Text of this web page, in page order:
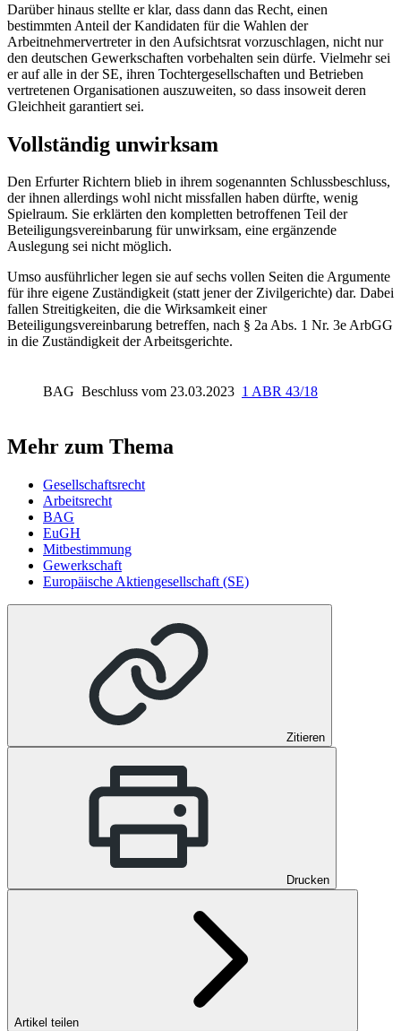
Darüber hinaus stellte er klar, dass dann das Recht, einen
bestimmten Anteil der Kandidaten für die Wahlen der
Arbeitnehmervertreter in den Aufsichtsrat vorzuschlagen, nicht nur
den deutschen Gewerkschaften vorbehalten sein dürfe. Vielmehr sei
er auf alle in der SE, ihren Tochtergesellschaften und Betrieben
vertretenen Organisationen auszuweiten, so dass insoweit deren
Gleichheit garantiert sei.
Vollständig unwirksam
Den Erfurter Richtern blieb in ihrem sogenannten Schlussbeschluss,
der ihnen allerdings wohl nicht missfallen haben dürfte, wenig
Spielraum. Sie erklärten den kompletten betroffenen Teil der
Beteiligungsvereinbarung für unwirksam, eine ergänzende
Auslegung sei nicht möglich.
Umso ausführlicher legen sie auf sechs vollen Seiten die Argumente
für ihre eigene Zuständigkeit (statt jener der Zivilgerichte) dar. Dabei
fallen Streitigkeiten, die die Wirksamkeit einer
Beteiligungsvereinbarung betreffen, nach § 2a Abs. 1 Nr. 3e ArbGG
in die Zuständigkeit der Arbeitsgerichte.
BAG Beschluss vom 23.03.2023 1 ABR 43/18
Mehr zum Thema
Gesellschaftsrecht
Arbeitsrecht
BAG
EuGH
Mitbestimmung
Gewerkschaft
Europäische Aktiengesellschaft (SE)
Zitieren
Drucken
Artikel teilen